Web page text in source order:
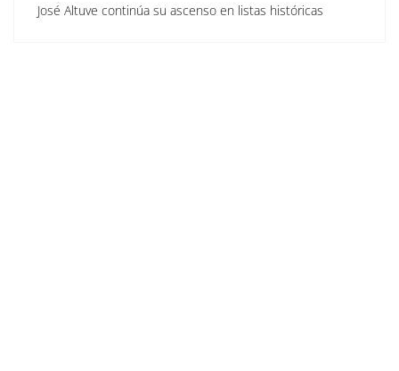
José Altuve continúa su ascenso en listas históricas